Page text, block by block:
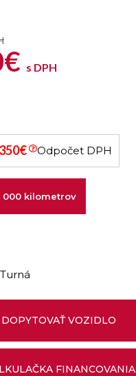
s DPH
Odpočet DPH
000 kilometrov
DOPYTOVAŤ VOZIDLO
FINANCOVANIA